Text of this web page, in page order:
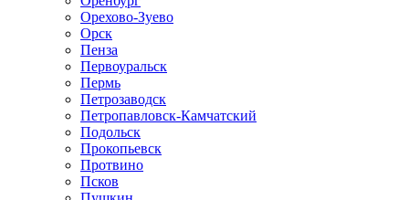
Орехово-Зуево
Орск
Пенза
Первоуральск
Пермь
Петрозаводск
Петропавловск-Камчатский
Подольск
Прокопьевск
Протвино
Псков